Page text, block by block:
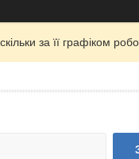
за її графіком